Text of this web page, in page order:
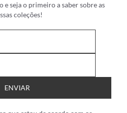
e seja o primeiro a saber sobre as
coleções!
ENVIAR